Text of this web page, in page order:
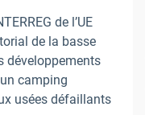
de l’UE
de la basse
développements
camping
usées défaillants